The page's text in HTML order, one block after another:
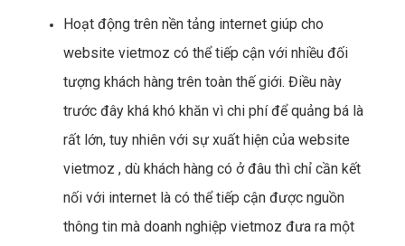
Hoạt động trên nền tảng internet giúp cho
website vietmoz có thể tiếp cận với nhiều đối
tượng khách hàng trên toàn thế giới. Điều này
trước đây khá khó khăn vì chi phí để quảng bá là
rất lớn, tuy nhiên với sự xuất hiện của website
vietmoz , dù khách hàng có ở đâu thì chỉ cần kết
nối với internet là có thể tiếp cận được nguồn
thông tin mà doanh nghiệp vietmoz đưa ra một